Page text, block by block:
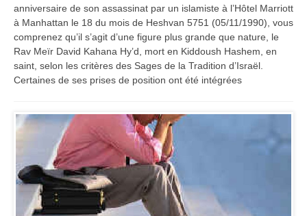
anniversaire de son assassinat par un islamiste à l’Hôtel Marriott
à Manhattan le 18 du mois de Heshvan 5751 (05/11/1990), vous
comprenez qu’il s’agit d’une figure plus grande que nature, le
Rav Meïr David Kahana Hy’d, mort en Kiddoush Hashem, en
saint, selon les critères des Sages de la Tradition d’Israël.
Certaines de ses prises de position ont été intégrées